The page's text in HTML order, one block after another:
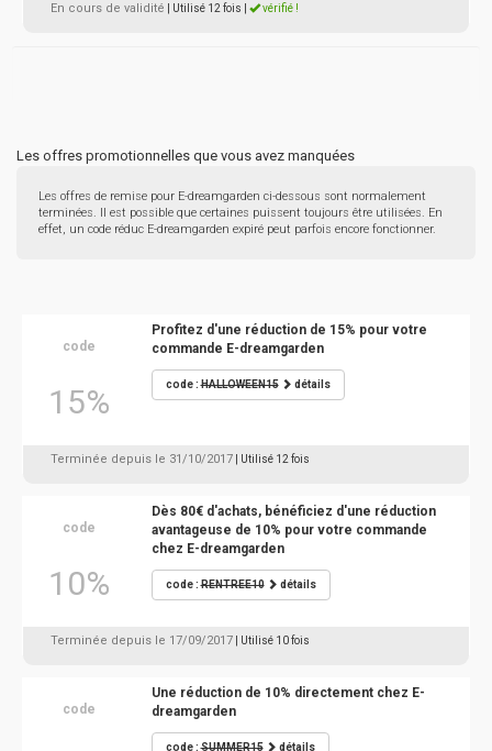
En cours de validité | Utilisé 12 fois vérifié !
Les offres promotionnelles que vous avez manquées
Les offres de remise pour E-dreamgarden ci-dessous sont normalement
terminées. Il est possible que certaines puissent toujours être utilisées. En
effet, un code réduc E-dreamgarden expiré peut parfois encore fonctionner.
code
15%
Profitez d'une réduction de 15% pour votre
commande E-dreamgarden
code :HALLOWEEN15 détails
Terminée depuis le 31/10/2017 | Utilisé 12 fois
code
10%
Dès 80€ d'achats, bénéficiez d'une réduction
avantageuse de 10% pour votre commande
chez E-dreamgarden
code :RENTREE10 détails
Terminée depuis le 17/09/2017 | Utilisé 10 fois
code
Une réduction de 10% directement chez E-
dreamgarden
code :SUMMER15 détails